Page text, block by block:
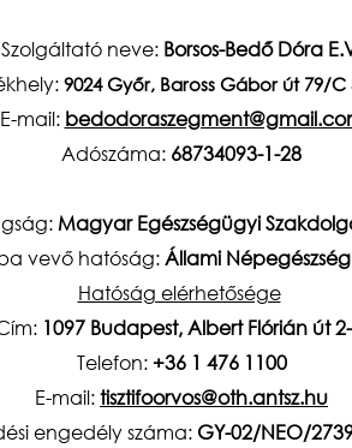
Szolgáltató neve: Borsos-Bedő Dóra
9024Győr, Baross Gábor út 79/C
E-mail:
Adószáma: 68734093-1-28
Magyar Egészségügyi
vevő hatóság:Állami
Hatóság elérhetősége
1097 Budapest, Albert Flórián út
Telefon:+36 1 476 1100
E-mail:tisztifoorvos@oth.antsz.hu
engedély száma: GY-02/NEO/